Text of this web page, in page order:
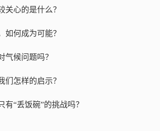
关心的是什么？
如何成为可能？
气候问题吗？
们怎样的启示？
“丢饭碗”的挑战吗？